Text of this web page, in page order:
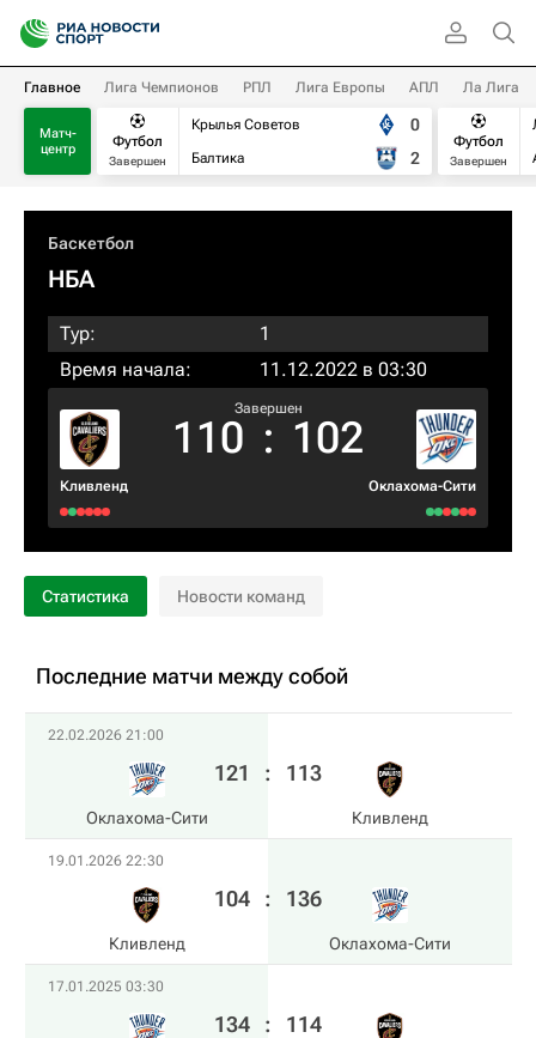
Главное Лига Чемпионов РПЛ Лига Европы АПЛ Ла Лига
Матч-
центр
Футбол
Завершен
Крылья Советов
Балтика
0
2
Футбол
Завершен
Баскетбол
НБА
Тур:
1
Время начала:
11.12.2022 в 03:30
Кливленд
Завершен
110 : 102
Оклахома-Сити
Статистика Новости команд
Последние матчи между собой
22.02.2026 21:00
Оклахома-Сити
121 : 113
Кливленд
19.01.2026 22:30
Кливленд
104 : 136
Оклахома-Сити
17.01.2025 03:30
134 : 114